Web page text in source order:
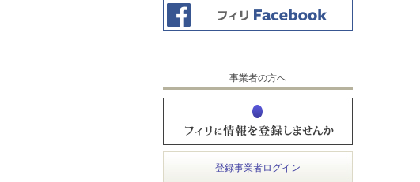
事業者の方へ
登録事業者ログイン